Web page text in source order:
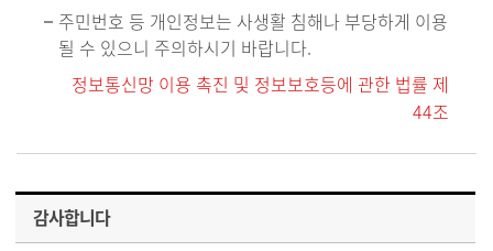
주민번호 등 개인정보는 사생활 침해나 부당하게 이용
될 수 있으니 주의하시기 바랍니다.
정보통신망 이용 촉진 및 정보보호등에 관한 법률 제
44조
감사합니다